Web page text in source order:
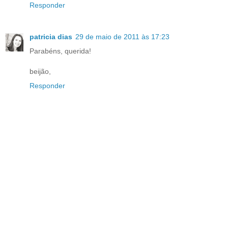
Responder
patricia dias 29 de maio de 2011 às 17:23
Parabéns, querida!
beijão,
Responder